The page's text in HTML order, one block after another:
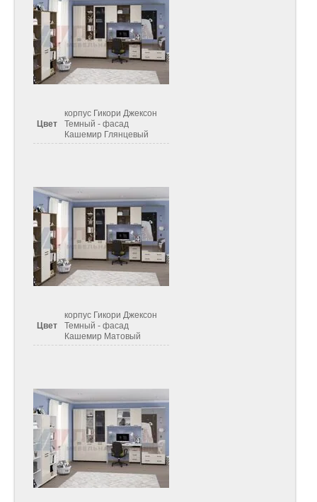
Цвет
корпус Гикори Джексон
Темный - фасад
Кашемир Глянцевый
Цвет
корпус Гикори Джексон
Темный - фасад
Кашемир Матовый